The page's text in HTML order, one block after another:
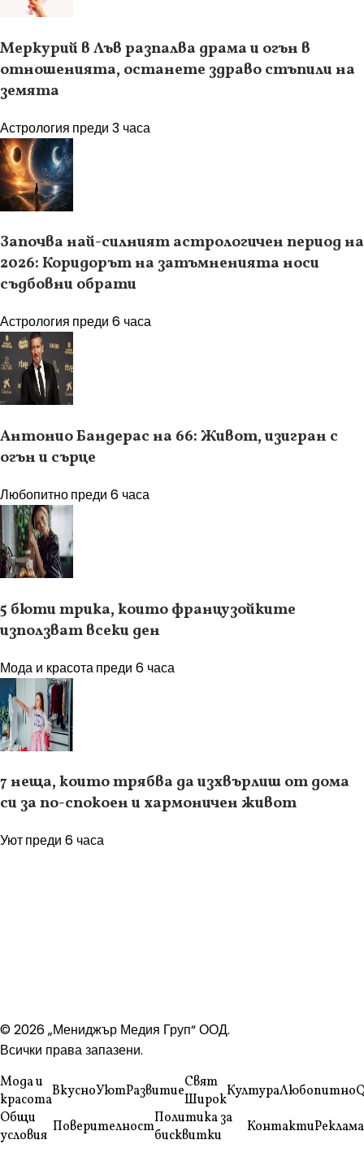
Меркурий в Лъв разпалва драма и огън в
отношенията, останете здраво стъпили на
земята
Астрология преди 3 часа
Започва най-силният астрологичен период на
2026: Коридорът на затъмненията носи
съдбовни обрати
Астрология преди 6 часа
Антонио Бандерас на 66: Живот, изигран с
огън и сърце
Любопитнопреди 6 часа
5 бюти трика, които французойките
използват всеки ден
Мода и красотапреди 6 часа
7 неща, които трябва да изхвърлиш от дома
си за по-спокоен и хармоничен живот
Уютпреди 6 часа
© 2026 „Мениджър Медия Груп“ ООД.
Всички права запазени.
Мода и
красотаВкусноУютРазвитиеСвят
ШирокКултураЛюбопитно
Общи
условия ПоверителностПолитика за
бисквитки
КонтактиРеклама